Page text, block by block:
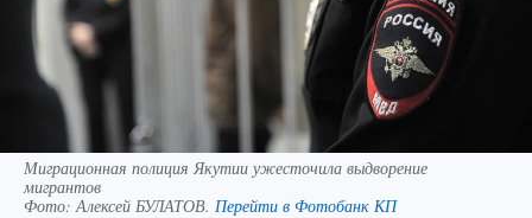
Миграционная полиция Якутии ужесточила выдворение
мигрантов
Фото:Алексей БУЛАТОВ. Перейти в Фотобанк КП